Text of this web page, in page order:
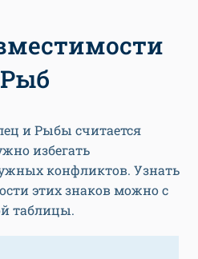
и Рыбы считается
избегать
конфликтов. Узнать
этих знаков можно с
таблицы.